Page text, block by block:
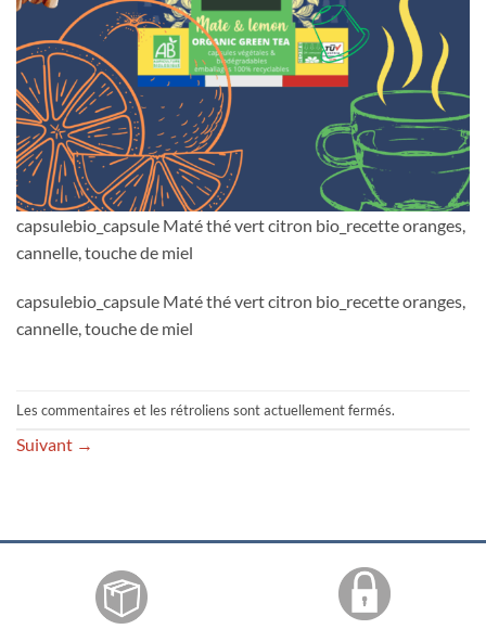
capsulebio_capsule Maté thé vert citron bio_recette oranges,
cannelle, touche de miel
capsulebio_capsule Maté thé vert citron bio_recette oranges,
cannelle, touche de miel
Les commentaires et les rétroliens sont actuellement fermés.
Suivant →